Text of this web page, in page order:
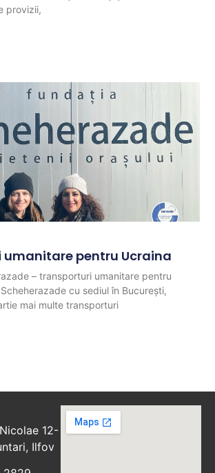
provizii,
umanitare pentru Ucraina
– transporturi umanitare pentru
cu sediul în București,
mai multe transporturi
12-
Ilfov